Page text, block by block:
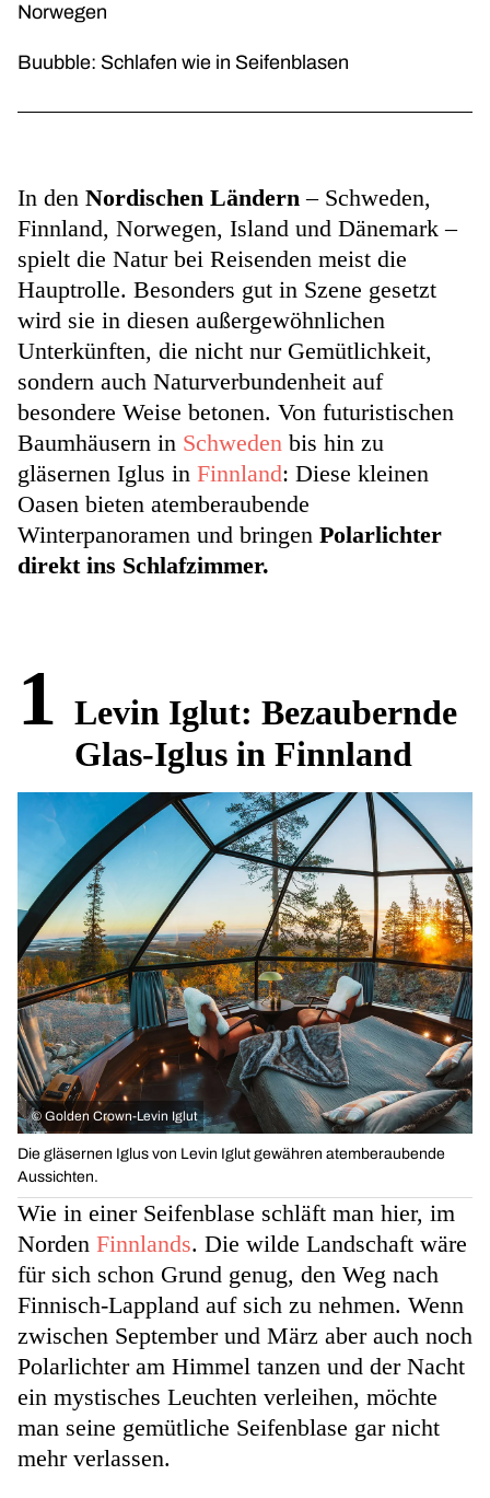
Norwegen
Buubble: Schlafen wie in Seifenblasen
In den Nordischen Ländern – Schweden,
Finnland, Norwegen, Island und Dänemark –
spielt die Natur bei Reisenden meist die
Hauptrolle. Besonders gut in Szene gesetzt
wird sie in diesen außergewöhnlichen
Unterkünften, die nicht nur Gemütlichkeit,
sondern auch Naturverbundenheit auf
besondere Weise betonen. Von futuristischen
Baumhäusern in Schweden bis hin zu
gläsernen Iglus in Finnland: Diese kleinen
Oasen bieten atemberaubende
Winterpanoramen und bringen Polarlichter
direkt ins Schlafzimmer.
1 Levin Iglut: Bezaubernde
Glas-Iglus in Finnland
© Golden Crown-Levin Iglut
Die gläsernen Iglus von Levin Iglut gewähren atemberaubende
Aussichten.
Wie in einer Seifenblase schläft man hier, im
Norden Finnlands. Die wilde Landschaft wäre
für sich schon Grund genug, den Weg nach
Finnisch-Lappland auf sich zu nehmen. Wenn
zwischen September und März aber auch noch
Polarlichter am Himmel tanzen und der Nacht
ein mystisches Leuchten verleihen, möchte
man seine gemütliche Seifenblase gar nicht
mehr verlassen.